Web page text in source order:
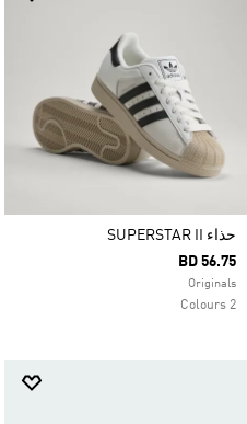
حذاء SUPERSTAR II
BD 56.75
Originals
2 Colours